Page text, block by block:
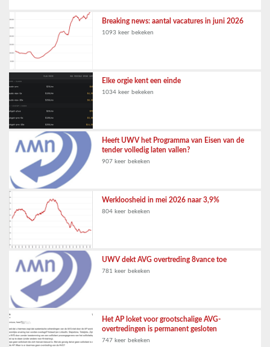
Breaking news: aantal vacatures in juni 2026
1093 keer bekeken
Elke orgie kent een einde
1034 keer bekeken
Heeft UWV het Programma van Eisen van de
tender volledig laten vallen?
907 keer bekeken
Werkloosheid in mei 2026 naar 3,9%
804 keer bekeken
UWV dekt AVG overtreding 8vance toe
781 keer bekeken
Het AP loket voor grootschalige AVG-
overtredingen is permanent gesloten
747 keer bekeken